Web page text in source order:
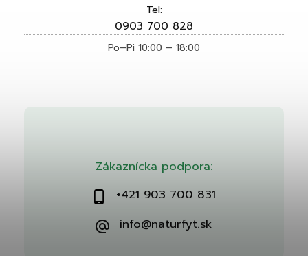
Zákaznícka podpora:
+421 903 700 831
info@naturfyt.sk
Tel:
0903 700 828
Po–Pi 10:00 – 18:00